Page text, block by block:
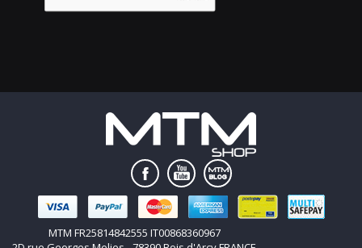
MTM FR25814842555 IT00868360967